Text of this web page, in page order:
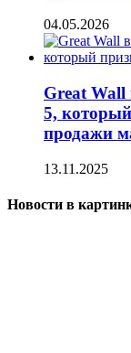
04.05.2026
Great Wall
5,
продажи
13.11.2025
Новости в